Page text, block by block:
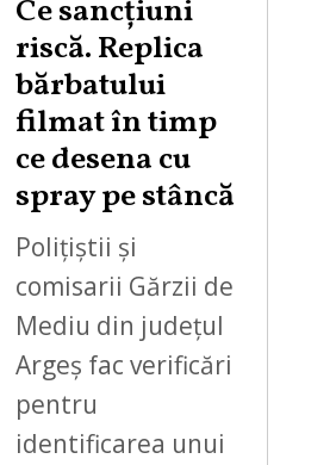
Ce sancțiuni
riscă. Replica
bărbatului
filmat în timp
ce desena cu
spray pe stâncă
Polițiștii și
comisarii Gărzii de
Mediu din județul
Argeș fac verificări
pentru
identificarea unui